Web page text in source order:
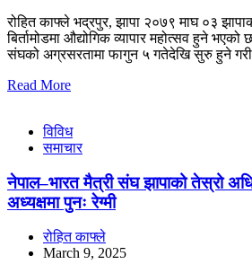
रोहित काफ्ले भद्रपुर, झापा २०७९ माघ ०३
बिर्तामोडमा औद्योगिक व्यापार महोत्सव हुने भएको
संघको अग्रसरतामा फागुन ५ गतेदेखि सुरु हुने गरी
Read More
विविध
समाचार
नेपाल–भारत मैत्री संघ झापाको तेस्रो
अध्यक्षमा पुनः रेग्मी
रोहित काफ्ले
March 9, 2025